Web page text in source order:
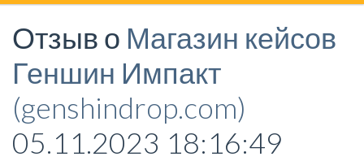
Красота Здоровье Остальное
Отзыв о Магазин кейсов
Геншин Импакт
(genshindrop.com)
05.11.2023 18:16:49